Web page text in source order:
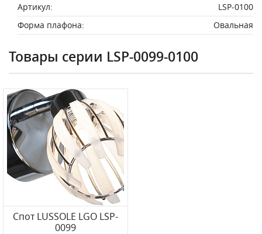
Артикул:
LSP-0100
Форма плафона:
Овальная
Товары серии LSP-0099-0100
Спот LUSSOLE LGO LSP-
0099